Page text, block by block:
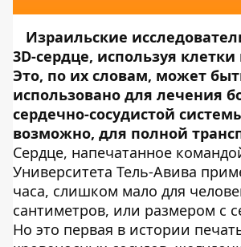
Израильские
3D-сердце, используя
Это, по их словам, может
использовано для лечения
сердечно-сосудистой
возможно, для полной
Сердце, напечатанное
Университета Тель-Авива
часа, слишком мало для
сантиметров, или размером с
Но это первая в истории